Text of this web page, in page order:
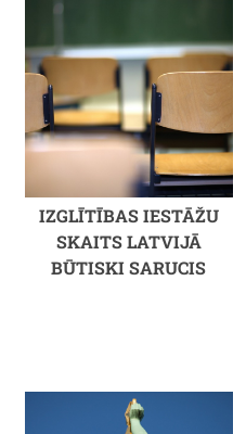
IZGLĪTĪBAS IESTĀŽU
SKAITS LATVIJĀ
BŪTISKI SARUCIS